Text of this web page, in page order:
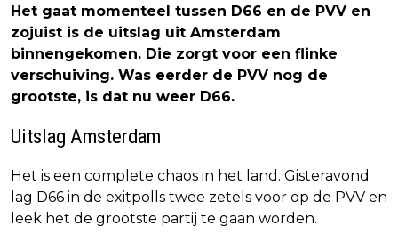
Het gaat momenteel tussen D66 en de PVV en
zojuist is de uitslag uit Amsterdam
binnengekomen. Die zorgt voor een flinke
verschuiving. Was eerder de PVV nog de
grootste, is dat nu weer D66.
Uitslag Amsterdam
Het is een complete chaos in het land. Gisteravond
lag D66 in de exitpolls twee zetels voor op de PVV en
leek het de grootste partij te gaan worden.